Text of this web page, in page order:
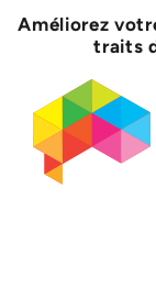
Améliorez
traits